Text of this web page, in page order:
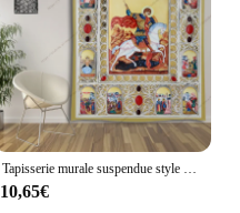
Tapisserie murale suspendue style gothique et gothique, icône du Christ, jésus Ester, décoration de fond de noël pour chambre à coucher, esthétique Boho
10,65€